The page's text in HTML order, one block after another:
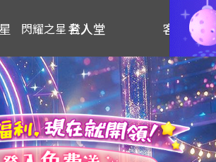
名人堂 客服
閃耀之星 登入